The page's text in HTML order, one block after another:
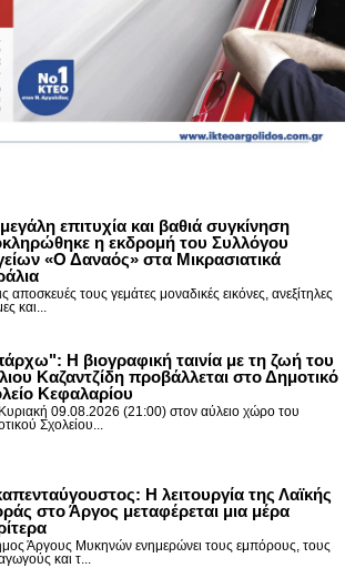
επιτυχία και βαθιά συγκίνηση
η εκδρομή του Συλλόγου
«Ο Δαναός» στα Μικρασιατικά
αποσκευές τους γεμάτες μοναδικές εικόνες, ανεξίτηλες
και...
Η βιογραφική ταινία με τη ζωή του
Καζαντζίδη προβάλλεται στο Δημοτικό
Κεφαλαρίου
09.08.2026 (21:00) στον αύλειο χώρο του
Σχολείου...
H λειτουργία της Λαϊκής
στο Άργος μεταφέρεται μια μέρα
Άργους Μυκηνών ενημερώνει τους εμπόρους, τους
και τ...